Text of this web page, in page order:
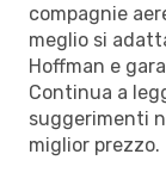
compagnie
meglio si
Hoffman e
Continua a
suggerimenti
miglior prezzo.